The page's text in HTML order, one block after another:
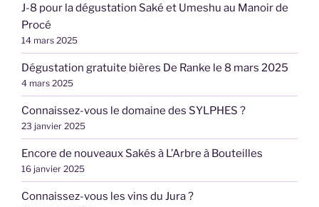
J-8 pour la dégustation Saké et Umeshu au Manoir de
Procé
14 mars 2025
Dégustation gratuite bières De Ranke le 8 mars 2025
4 mars 2025
Connaissez-vous le domaine des SYLPHES ?
23 janvier 2025
Encore de nouveaux Sakés à L’Arbre à Bouteilles
16 janvier 2025
Connaissez-vous les vins du Jura ?